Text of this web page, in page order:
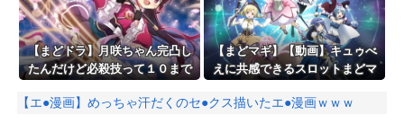
【まどドラ】月咲ちゃん完凸し
たんだけど必殺技って１０まで
【まどマギ】【動画】キュゥべ
えに共感できるスロットまどマ
【エ●漫画】めっちゃ汗だくのセ●クス描いたエ●漫画ｗｗｗ